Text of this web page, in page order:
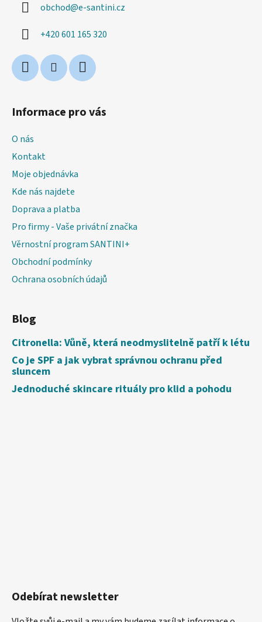
obchod@e-santini.cz
+420 601 165 320
Informace pro vás
O nás
Kontakt
Moje objednávka
Kde nás najdete
Doprava a platba
Pro firmy - Vaše privátní značka
Věrnostní program SANTINI+
Obchodní podmínky
Ochrana osobních údajů
Blog
Citronella: Vůně, která neodmyslitelně patří k létu
Co je SPF a jak vybrat správnou ochranu před
sluncem
Jednoduché skincare rituály pro klid a pohodu
Odebírat newsletter